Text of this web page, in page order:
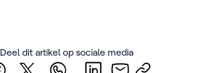
Deel dit artikel op sociale media